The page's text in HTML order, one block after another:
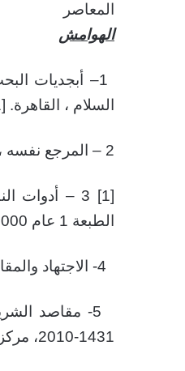
المعاصر
الهوامش
1
السلام ، القاهرة. [1]
2 – المرجع نفسه ،
[1]
الطبعة 1 عام 2000، دار الفكر، دمشق
1431-2010، مركز الدراسات والأبحاث وإحياء الترات ، الرباط.